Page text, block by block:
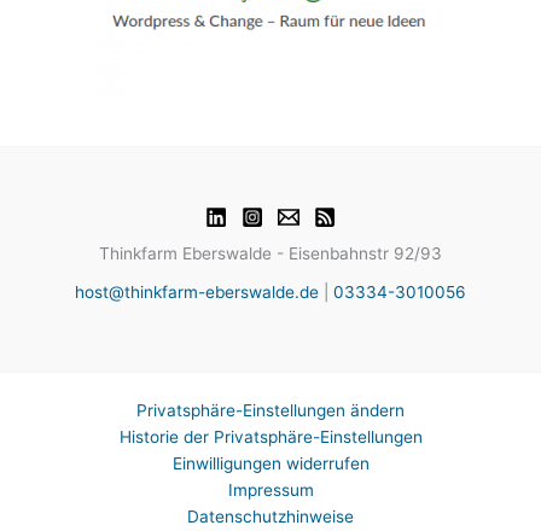
Thinkfarm Eberswalde - Eisenbahnstr 92/93
host@thinkfarm-eberswalde.de
03334-3010056
Privatsphäre-Einstellungen ändern
Historie der Privatsphäre-Einstellungen
Einwilligungen widerrufen
Impressum
Datenschutzhinweise